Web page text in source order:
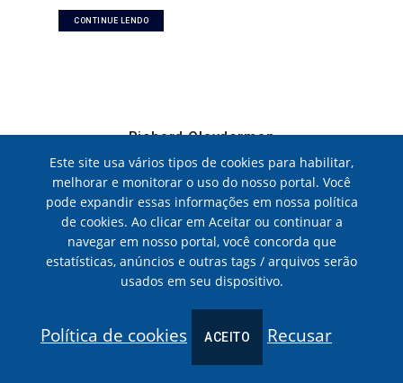
CONTINUE LENDO
Richard Clayderman
19 DE MAIO, 2021| POLADIAN
Confira novas datas para os shows do pianista Richard Clayderman no
Brasil.
CONTINUE LENDO
Este site usa vários tipos de cookies para habilitar,
melhorar e monitorar o uso do nosso portal. Você
pode expandir essas informações em nossa política
de cookies. Ao clicar em Aceitar ou continuar a
navegar em nosso portal, você concorda que
estatísticas, anúncios e outras tags / arquivos serão
usados em seu dispositivo.
Política de cookies ACEITO Recusar